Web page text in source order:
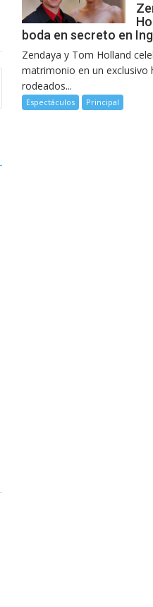
boda en secreto en
Zendaya y Tom Holland
matrimonio en un exclusivo
rodeados...
Espectáculos Principal